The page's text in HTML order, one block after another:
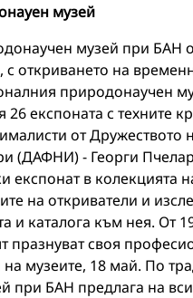
музей
музей при БАН
с откриването на
природонаучен
26 експоната с техните
от Дружеството
(ДАФНИ) - Георги
експонат в колекцията
на откриватели и
и каталога към нея. От
празнуват своя
музеите, 18 май. По
при БАН предлага на